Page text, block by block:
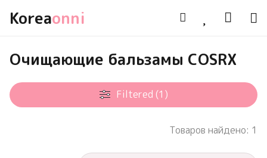
Koreaonni
Очищающие бальзамы COSRX
Filtered (1)
Товаров найдено: 1